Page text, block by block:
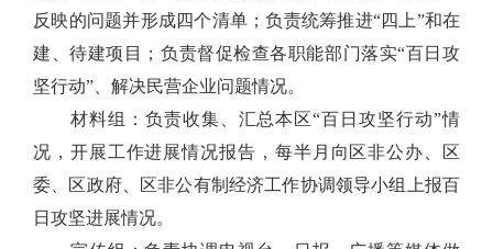
反映的问题并形成四个清单；负责统筹推进“四上”和在
建、待建项目；负责督促检查各职能部门落实“百日攻
坚行动”、解决民营企业问题情况。
材料组：负责收集、汇总本区“百日攻坚行动”情
况，开展工作进展情况报告，每半月向区非公办、区
委、区政府、区非公有制经济工作协调领导小组上报百
日攻坚进展情况。